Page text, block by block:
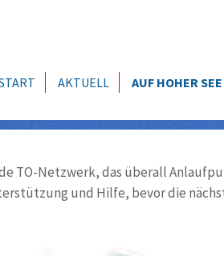
AKTUELL AUF HOHER SEE
TO-Netzwerk, das überall
und Hilfe, bevor die